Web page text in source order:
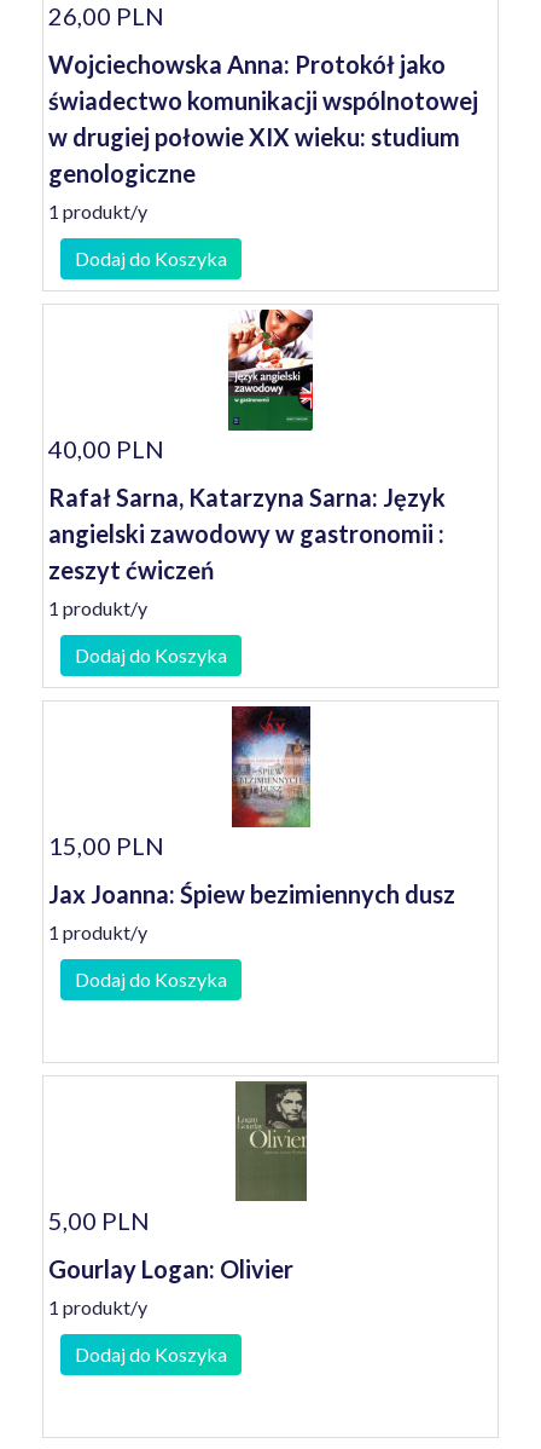
26,00 PLN
Wojciechowska Anna: Protokół jako
świadectwo komunikacji wspólnotowej
w drugiej połowie XIX wieku: studium
genologiczne
1 produkt/y
Dodaj do Koszyka
40,00 PLN
Rafał Sarna, Katarzyna Sarna: Język
angielski zawodowy w gastronomii :
zeszyt ćwiczeń
1 produkt/y
Dodaj do Koszyka
15,00 PLN
Jax Joanna: Śpiew bezimiennych dusz
1 produkt/y
Dodaj do Koszyka
5,00 PLN
Gourlay Logan: Olivier
1 produkt/y
Dodaj do Koszyka